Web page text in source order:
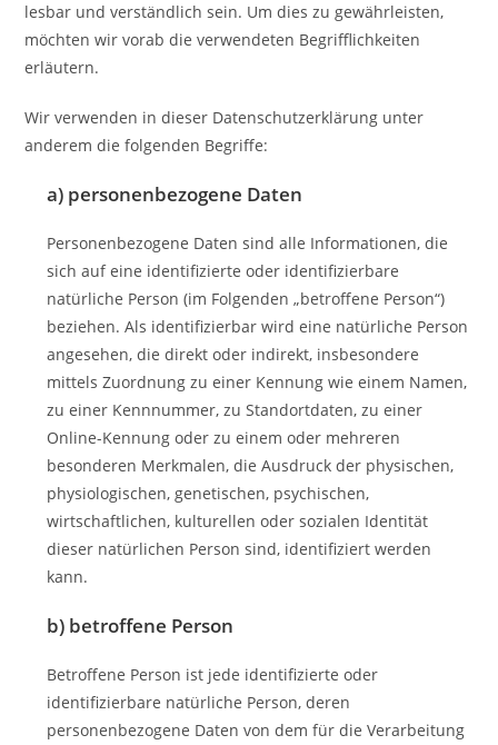
lesbar und verständlich sein. Um dies zu gewährleisten,
möchten wir vorab die verwendeten Begrifflichkeiten
erläutern.
Wir verwenden in dieser Datenschutzerklärung unter
anderem die folgenden Begriffe:
a) personenbezogene Daten
Personenbezogene Daten sind alle Informationen, die
sich auf eine identifizierte oder identifizierbare
natürliche Person (im Folgenden „betroffene Person“)
beziehen. Als identifizierbar wird eine natürliche Person
angesehen, die direkt oder indirekt, insbesondere
mittels Zuordnung zu einer Kennung wie einem Namen,
zu einer Kennnummer, zu Standortdaten, zu einer
Online-Kennung oder zu einem oder mehreren
besonderen Merkmalen, die Ausdruck der physischen,
physiologischen, genetischen, psychischen,
wirtschaftlichen, kulturellen oder sozialen Identität
dieser natürlichen Person sind, identifiziert werden
kann.
b) betroffene Person
Betroffene Person ist jede identifizierte oder
identifizierbare natürliche Person, deren
personenbezogene Daten von dem für die Verarbeitung